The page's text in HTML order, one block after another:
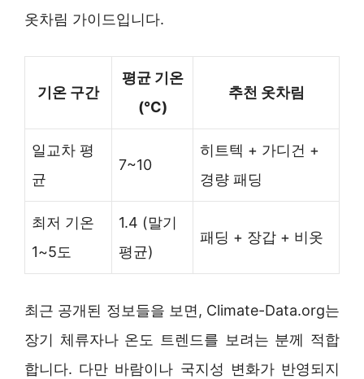
옷차림 가이드입니다.
기온 구간
평균 기온
(°C)
추천 옷차림
일교차 평
균
7~10
히트텍 + 가디건 +
경량 패딩
최저 기온
1~5도
1.4 (말기
평균)
패딩 + 장갑 + 비옷
최근 공개된 정보들을 보면, Climate-Data.org는
장기 체류자나 온도 트렌드를 보려는 분께 적합
합니다. 다만 바람이나 국지성 변화가 반영되지